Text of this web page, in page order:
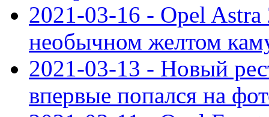
2021-03-16 - Opel Astra
необычном желтом
2021-03-13 - Новый
впервые попался на